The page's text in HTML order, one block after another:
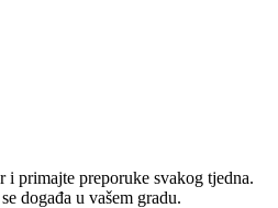
i primajte preporuke svakog tjedna.
događa u vašem gradu.